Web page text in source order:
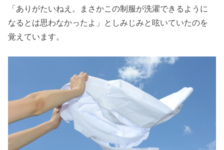
「ありがたいねえ。まさかこの制服が洗濯できるように
なるとは思わなかったよ」としみじみと呟いていたのを
覚えています。